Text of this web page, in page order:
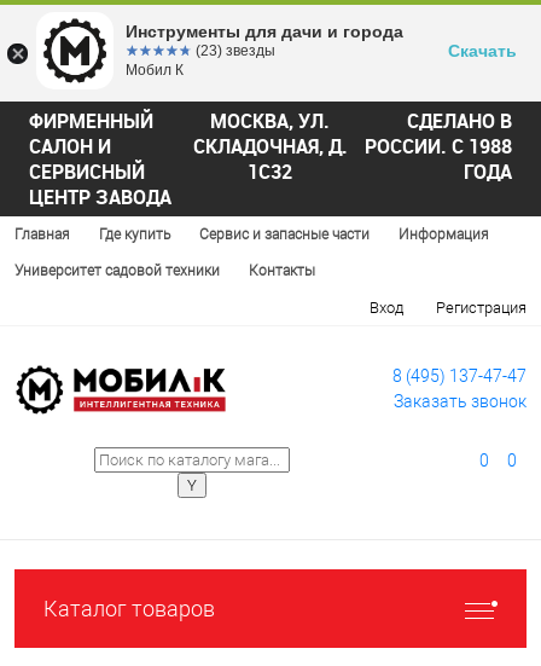
ФИРМЕННЫЙ
САЛОН И
СЕРВИСНЫЙ
ЦЕНТР ЗАВОДА
МОСКВА, УЛ.
СКЛАДОЧНАЯ, Д.
1С32
СДЕЛАНО В
РОССИИ. С 1988
ГОДА
Главная Где купить Сервис и запасные части Информация
Университет садовой техники Контакты
Вход Регистрация
8 (495) 137-47-47
Заказать звонок
0 0
Каталог товаров
Инструменты для дачи и города
☆☆☆☆☆
★★★★★ (23) звезды
Мобил К
Скачать